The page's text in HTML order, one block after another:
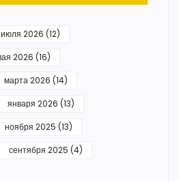
июля 2026 (12)
2026 (16)
марта 2026 (14)
января 2026 (13)
ноября 2025 (13)
сентября 2025 (4)